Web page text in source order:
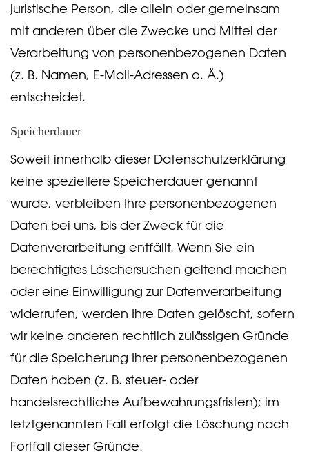
juristische Person, die allein oder gemeinsam
mit anderen über die Zwecke und Mittel der
Verarbeitung von personenbezogenen Daten
(z. B. Namen, E-Mail-Adressen o. Ä.)
entscheidet.
Speicherdauer
Soweit innerhalb dieser Datenschutzerklärung
keine speziellere Speicherdauer genannt
wurde, verbleiben Ihre personenbezogenen
Daten bei uns, bis der Zweck für die
Datenverarbeitung entfällt. Wenn Sie ein
berechtigtes Löschersuchen geltend machen
oder eine Einwilligung zur Datenverarbeitung
widerrufen, werden Ihre Daten gelöscht, sofern
wir keine anderen rechtlich zulässigen Gründe
für die Speicherung Ihrer personenbezogenen
Daten haben (z. B. steuer- oder
handelsrechtliche Aufbewahrungsfristen); im
letztgenannten Fall erfolgt die Löschung nach
Fortfall dieser Gründe.